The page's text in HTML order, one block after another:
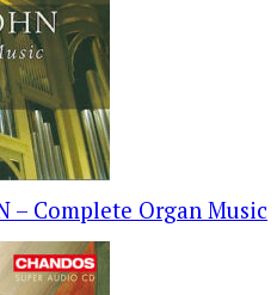
– Complete Organ Music